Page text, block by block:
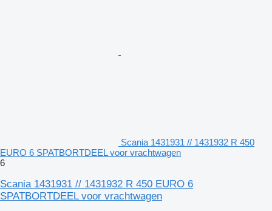
Scania 1431931 // 1431932 R 450
EURO 6 SPATBORTDEEL voor vrachtwagen
6
Scania 1431931 // 1431932 R 450 EURO 6
SPATBORTDEEL voor vrachtwagen